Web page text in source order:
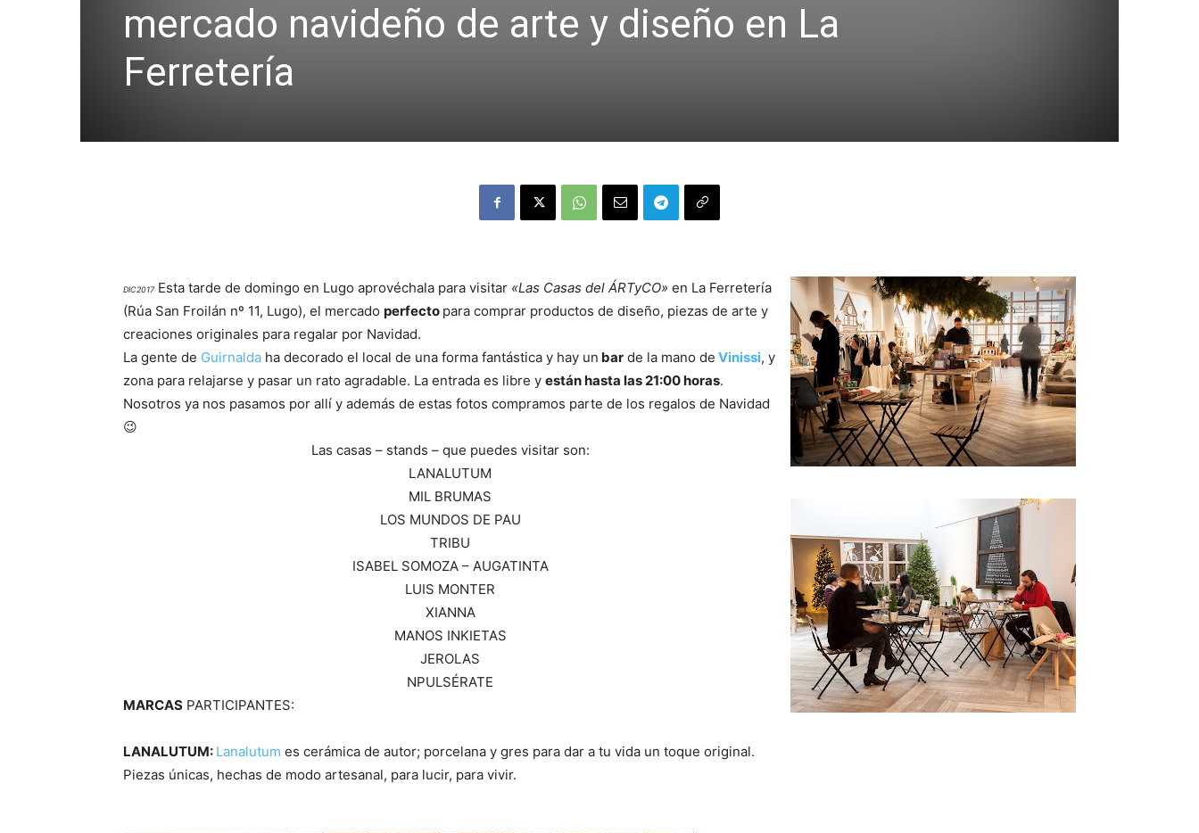
mercado navideño de arte y diseño en La
Ferretería
DIC2017Esta tarde de domingo en Lugo aprovéchala para visitar «Las Casas del ÁRTyCO» en La Ferretería
(Rúa San Froilán nº 11, Lugo), el mercado perfecto para comprar productos de diseño, piezas de arte y
creaciones originales para regalar por Navidad.
La gente de Guirnalda ha decorado el local de una forma fantástica y hay un bar de la mano de Vinissi, y
zona para relajarse y pasar un rato agradable. La entrada es libre y están hasta las 21:00 horas.
Nosotros ya nos pasamos por allí y además de estas fotos compramos parte de los regalos de Navidad
😉
Las casas – stands – que puedes visitar son:
LANALUTUM
MIL BRUMAS
LOS MUNDOS DE PAU
TRIBU
ISABEL SOMOZA – AUGATINTA
LUIS MONTER
XIANNA
MANOS INKIETAS
JEROLAS
NPULSÉRATE
MARCAS PARTICIPANTES:
LANALUTUM: Lanalutum es cerámica de autor; porcelana y gres para dar a tu vida un toque original.
Piezas únicas, hechas de modo artesanal, para lucir, para vivir.